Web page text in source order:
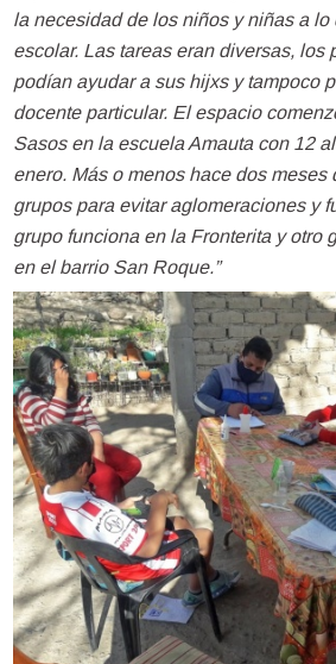
la necesidad de los niños y niñas a lo
escolar. Las tareas eran diversas, los
podían ayudar a sus hijxs y tampoco
docente particular. El espacio
Sasos en la escuela Amauta con 12
enero. Más o menos hace dos meses
grupos para evitar aglomeraciones y
grupo funciona en la Fronterita y otro
en el barrio San Roque.”